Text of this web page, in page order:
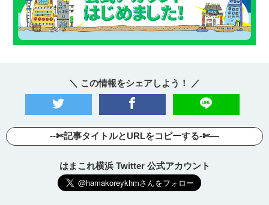
＼ この情報をシェアしよう！ ／
--✄記事タイトルとURLをコピーする-✄—
はまこれ横浜 Twitter 公式アカウント